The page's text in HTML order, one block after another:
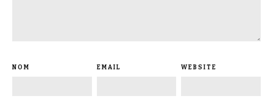
NOM EMAIL WEBSITE